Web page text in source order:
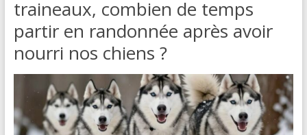
traineaux, combien de temps
partir en randonnée après avoir
nourri nos chiens ?